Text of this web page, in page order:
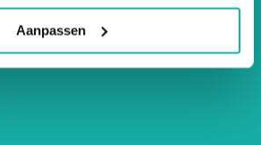
Aanpassen
kunnen deze geen
lichaamscellen aanrichten.
komt voor bij: